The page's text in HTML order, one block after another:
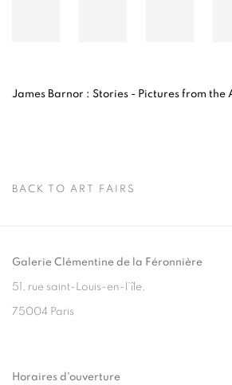
James Barnor : Stories - Pictures from the
BACK TO ART FAIRS
Galerie Clémentine de la Féronnière
51, rue saint-Louis-en-l’île,
75004 Paris
Horaires d'ouverture